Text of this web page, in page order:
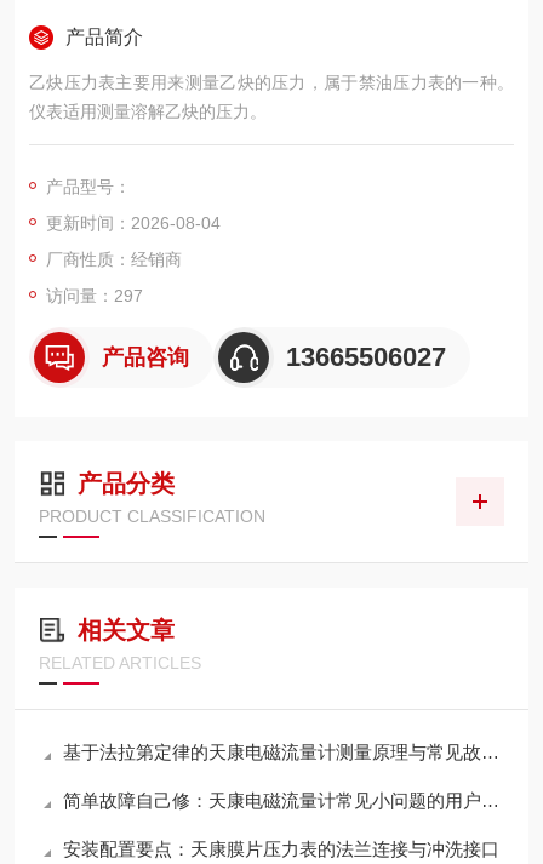
产品简介
乙炔压力表主要用来测量乙炔的压力，属于禁油压力表的一种。
仪表适用测量溶解乙炔的压力。
产品型号：
更新时间：2026-08-04
厂商性质：经销商
访问量：297
产品咨询 13665506027
产品分类
PRODUCT CLASSIFICATION
相关文章
RELATED ARTICLES
基于法拉第定律的天康电磁流量计测量原理与常见故障检修维护指南
简单故障自己修：天康电磁流量计常见小问题的用户自行处理方法
安装配置要点：天康膜片压力表的法兰连接与冲洗接口